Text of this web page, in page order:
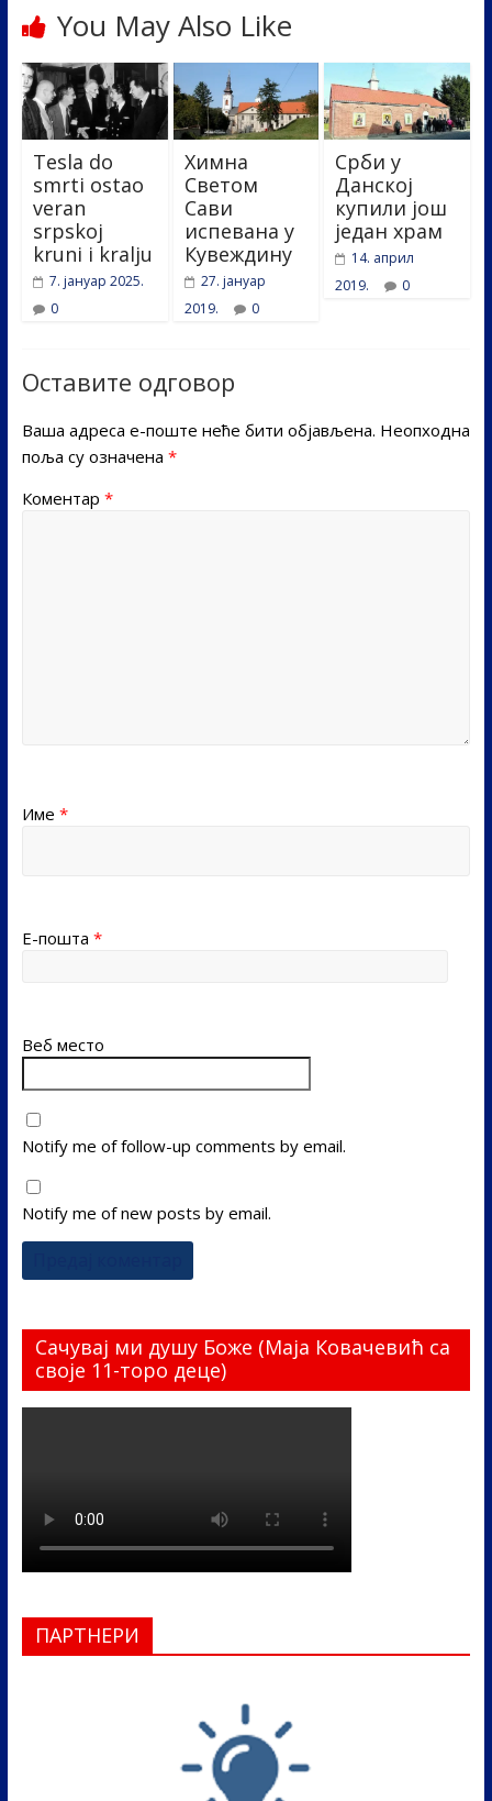
You May Also Like
Tesla do
smrti ostao
veran
srpskoj
kruni i kralju
7. јануар 2025.
0
Химна
Светом
Сави
испевана у
Кувеждину
27. јануар
2019.
0
Срби у
Данској
купили још
један храм
14. април
2019.
0
Оставите одговор
Ваша адреса е-поште неће бити објављена. Неопходна
поља су означена *
Коментар *
Име *
Е-пошта *
Веб место
Notify me of follow-up comments by email.
Notify me of new posts by email.
Сачувај ми душу Боже (Маја Ковачевић са
своје 11-торо деце)
ПАРТНЕРИ